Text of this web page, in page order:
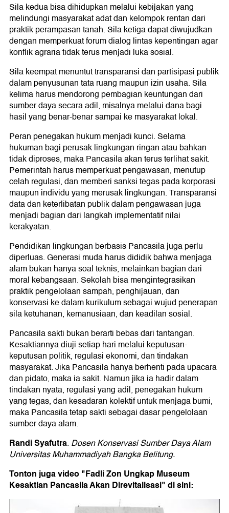
Sila kedua bisa dihidupkan melalui kebijakan yang
melindungi masyarakat adat dan kelompok rentan dari
praktik perampasan tanah. Sila ketiga dapat diwujudkan
dengan memperkuat forum dialog lintas kepentingan agar
konflik agraria tidak terus menjadi luka sosial.
Sila keempat menuntut transparansi dan partisipasi publik
dalam penyusunan tata ruang maupun izin usaha. Sila
kelima harus mendorong pembagian keuntungan dari
sumber daya secara adil, misalnya melalui dana bagi
hasil yang benar-benar sampai ke masyarakat lokal.
Peran penegakan hukum menjadi kunci. Selama
hukuman bagi perusak lingkungan ringan atau bahkan
tidak diproses, maka Pancasila akan terus terlihat sakit.
Pemerintah harus memperkuat pengawasan, menutup
celah regulasi, dan memberi sanksi tegas pada korporasi
maupun individu yang merusak lingkungan. Transparansi
data dan keterlibatan publik dalam pengawasan juga
menjadi bagian dari langkah implementatif nilai
kerakyatan.
Pendidikan lingkungan berbasis Pancasila juga perlu
diperluas. Generasi muda harus dididik bahwa menjaga
alam bukan hanya soal teknis, melainkan bagian dari
moral kebangsaan. Sekolah bisa mengintegrasikan
praktik pengelolaan sampah, penghijauan, dan
konservasi ke dalam kurikulum sebagai wujud penerapan
sila ketuhanan, kemanusiaan, dan keadilan sosial.
Pancasila sakti bukan berarti bebas dari tantangan.
Kesaktiannya diuji setiap hari melalui keputusan-
keputusan politik, regulasi ekonomi, dan tindakan
masyarakat. Jika Pancasila hanya berhenti pada upacara
dan pidato, maka ia sakit. Namun jika ia hadir dalam
tindakan nyata, regulasi yang adil, penegakan hukum
yang tegas, dan kesadaran kolektif untuk menjaga bumi,
maka Pancasila tetap sakti sebagai dasar pengelolaan
sumber daya alam.
Randi Syafutra. Dosen Konservasi Sumber Daya Alam
Universitas Muhammadiyah Bangka Belitung.
Tonton juga video "Fadli Zon Ungkap Museum
Kesaktian Pancasila Akan Direvitalisasi" di sini: